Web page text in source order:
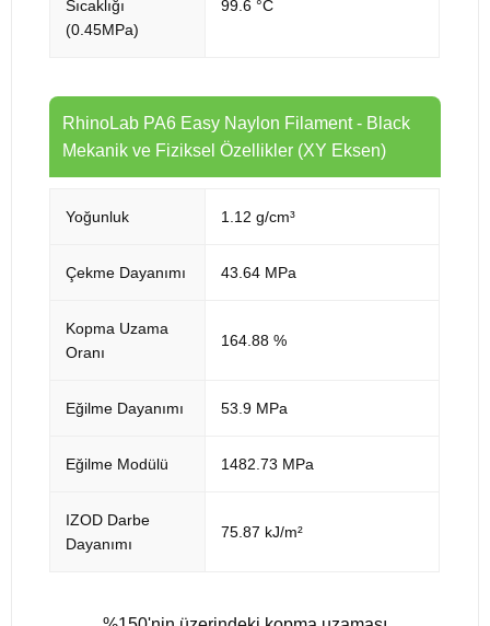
Sıcaklığı
(0.45MPa)
99.6 °C
RhinoLab PA6 Easy Naylon Filament - Black
Mekanik ve Fiziksel Özellikler (XY Eksen)
Yoğunluk 1.12 g/cm³
Çekme Dayanımı 43.64 MPa
Kopma Uzama
Oranı
164.88 %
Eğilme Dayanımı 53.9 MPa
Eğilme Modülü 1482.73 MPa
IZOD Darbe
Dayanımı
75.87 kJ/m²